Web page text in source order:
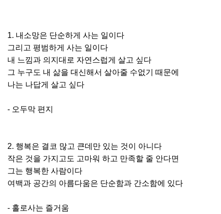
1. 내소망은 단순하게 사는 일이다
그리고 평범하게 사는 일이다
내 느낌과 의지대로 자연스럽게 살고 싶다
그 누구도 내 삶을 대신해서 살아줄 수없기 때문에
나는 나답게 살고 싶다
- 오두막 편지
2. 행복은 결코 많고 큰데만 있는 것이 아니다
작은 것을 가지고도 고마워 하고 만족할 줄 안다면
그는 행복한 사람이다
여백과 공간의 아름다움은 단순함과 간소함에 있다
- 홀로사는 즐거움